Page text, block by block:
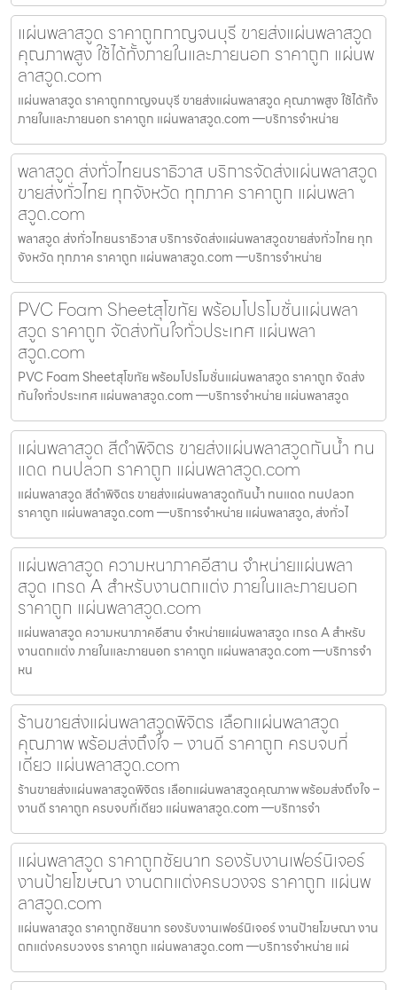
แผ่นพลาสวูด ราคาถูกกาญจนบุรี ขายส่งแผ่นพลาสวูด
คุณภาพสูง ใช้ได้ทั้งภายในและภายนอก ราคาถูก แผ่นพ
ลาสวูด.com
แผ่นพลาสวูด ราคาถูกกาญจนบุรี ขายส่งแผ่นพลาสวูด คุณภาพสูง ใช้ได้ทั้ง
ภายในและภายนอก ราคาถูก แผ่นพลาสวูด.com —บริการจำหน่าย
พลาสวูด ส่งทั่วไทยนราธิวาส บริการจัดส่งแผ่นพลาสวูด
ขายส่งทั่วไทย ทุกจังหวัด ทุกภาค ราคาถูก แผ่นพลา
สวูด.com
พลาสวูด ส่งทั่วไทยนราธิวาส บริการจัดส่งแผ่นพลาสวูดขายส่งทั่วไทย ทุก
จังหวัด ทุกภาค ราคาถูก แผ่นพลาสวูด.com —บริการจำหน่าย
PVC Foam Sheetสุโขทัย พร้อมโปรโมชั่นแผ่นพลา
สวูด ราคาถูก จัดส่งทันใจทั่วประเทศ แผ่นพลา
สวูด.com
PVC Foam Sheetสุโขทัย พร้อมโปรโมชั่นแผ่นพลาสวูด ราคาถูก จัดส่ง
ทันใจทั่วประเทศ แผ่นพลาสวูด.com —บริการจำหน่าย แผ่นพลาสวูด
แผ่นพลาสวูด สีดำพิจิตร ขายส่งแผ่นพลาสวูดกันน้ำ ทน
แดด ทนปลวก ราคาถูก แผ่นพลาสวูด.com
แผ่นพลาสวูด สีดำพิจิตร ขายส่งแผ่นพลาสวูดกันน้ำ ทนแดด ทนปลวก
ราคาถูก แผ่นพลาสวูด.com —บริการจำหน่าย แผ่นพลาสวูด, ส่งทั่วไ
แผ่นพลาสวูด ความหนาภาคอีสาน จำหน่ายแผ่นพลา
สวูด เกรด A สำหรับงานตกแต่ง ภายในและภายนอก
ราคาถูก แผ่นพลาสวูด.com
แผ่นพลาสวูด ความหนาภาคอีสาน จำหน่ายแผ่นพลาสวูด เกรด A สำหรับ
งานตกแต่ง ภายในและภายนอก ราคาถูก แผ่นพลาสวูด.com —บริการจำ
หน
ร้านขายส่งแผ่นพลาสวูดพิจิตร เลือกแผ่นพลาสวูด
คุณภาพ พร้อมส่งถึงใจ – งานดี ราคาถูก ครบจบที่
เดียว แผ่นพลาสวูด.com
ร้านขายส่งแผ่นพลาสวูดพิจิตร เลือกแผ่นพลาสวูดคุณภาพ พร้อมส่งถึงใจ –
งานดี ราคาถูก ครบจบที่เดียว แผ่นพลาสวูด.com —บริการจำ
แผ่นพลาสวูด ราคาถูกชัยนาท รองรับงานเฟอร์นิเจอร์
งานป้ายโฆษณา งานตกแต่งครบวงจร ราคาถูก แผ่นพ
ลาสวูด.com
แผ่นพลาสวูด ราคาถูกชัยนาท รองรับงานเฟอร์นิเจอร์ งานป้ายโฆษณา งาน
ตกแต่งครบวงจร ราคาถูก แผ่นพลาสวูด.com —บริการจำหน่าย แผ่